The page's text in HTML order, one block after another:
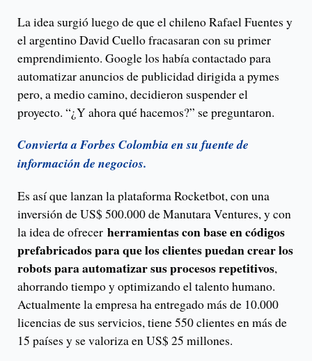
La idea surgió luego de que el chileno Rafael Fuentes y
el argentino David Cuello fracasaran con su primer
emprendimiento. Google los había contactado para
automatizar anuncios de publicidad dirigida a pymes
pero, a medio camino, decidieron suspender el
proyecto. “¿Y ahora qué hacemos?” se preguntaron.
Convierta a Forbes Colombia en su fuente de
información de negocios.
Es así que lanzan la plataforma Rocketbot, con una
inversión de US$ 500.000 de Manutara Ventures, y con
la idea de ofrecer herramientas con base en códigos
prefabricados para que los clientes puedan crear los
robots para automatizar sus procesos repetitivos,
ahorrando tiempo y optimizando el talento humano.
Actualmente la empresa ha entregado más de 10.000
licencias de sus servicios, tiene 550 clientes en más de
15 países y se valoriza en US$ 25 millones.